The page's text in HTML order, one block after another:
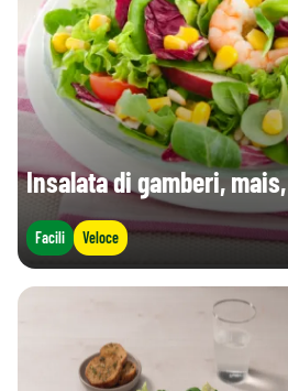
Insalata di gamberi,
Facili Veloce